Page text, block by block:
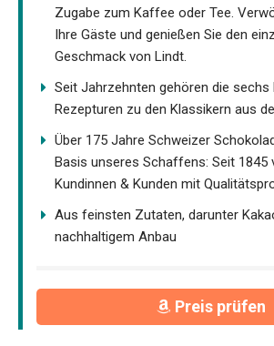
Zugabe zum Kaffee oder Tee.
Ihre Gäste und genießen Sie den
Geschmack von Lindt.
Seit Jahrzehnten gehören die sechs
Rezepturen zu den Klassikern aus
Über 175 Jahre Schweizer
Basis unseres Schaffens: Seit 1845
Kundinnen & Kunden mit
Aus feinsten Zutaten, darunter
nachhaltigem Anbau
Preis prüfen